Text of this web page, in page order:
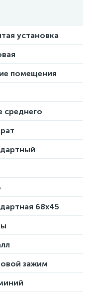
установка
помещения
среднего
68х45
зажим